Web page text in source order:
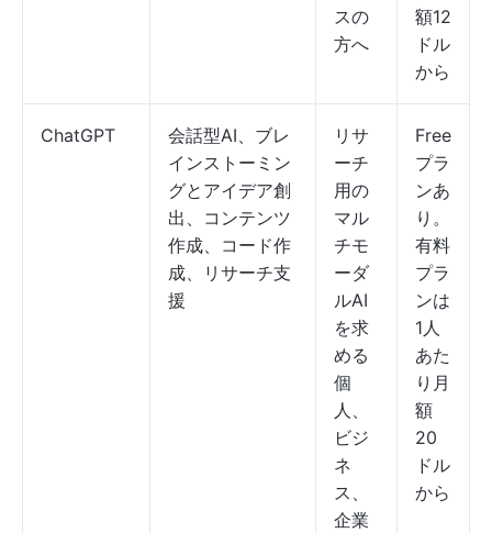
スの
方へ
額12
ドル
から
ChatGPT
会話型AI、ブレ
インストーミン
グとアイデア創
出、コンテンツ
作成、コード作
成、リサーチ支
援
リサ
ーチ
用の
マル
チモ
ーダ
ルAI
を求
める
個
人、
ビジ
ネ
ス、
企業
Free
プラ
ンあ
り。
有料
プラ
ンは
1人
あた
り月
額
20
ドル
から